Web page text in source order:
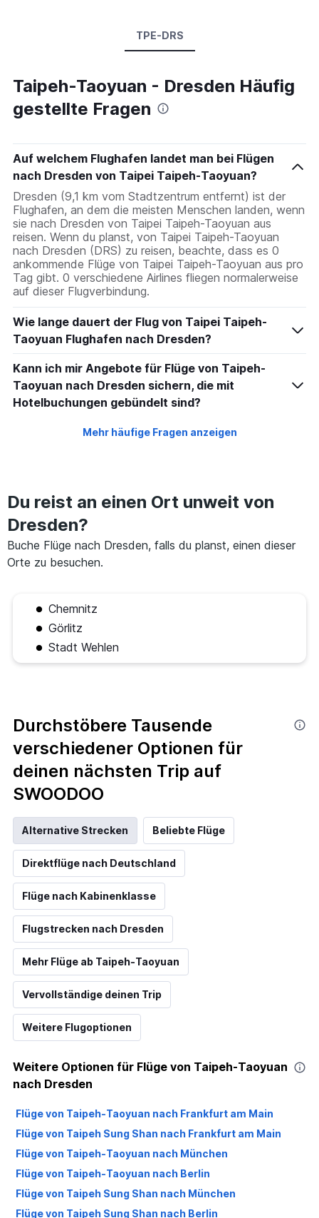
TPE-DRS
Taipeh-Taoyuan - Dresden Häufig
gestellte Fragen
Auf welchem Flughafen landet man bei Flügen
nach Dresden von Taipei Taipeh-Taoyuan?
Dresden (9,1 km vom Stadtzentrum entfernt) ist der
Flughafen, an dem die meisten Menschen landen, wenn
sie nach Dresden von Taipei Taipeh-Taoyuan aus
reisen. Wenn du planst, von Taipei Taipeh-Taoyuan
nach Dresden (DRS) zu reisen, beachte, dass es 0
ankommende Flüge von Taipei Taipeh-Taoyuan aus pro
Tag gibt. 0 verschiedene Airlines fliegen normalerweise
auf dieser Flugverbindung.
Wie lange dauert der Flug von Taipei Taipeh-
Taoyuan Flughafen nach Dresden?
Kann ich mir Angebote für Flüge von Taipeh-
Taoyuan nach Dresden sichern, die mit
Hotelbuchungen gebündelt sind?
Mehr häufige Fragen anzeigen
Du reist an einen Ort unweit von
Dresden?
Buche Flüge nach Dresden, falls du planst, einen dieser
Orte zu besuchen.
Chemnitz
Görlitz
Stadt Wehlen
Durchstöbere Tausende
verschiedener Optionen für
deinen nächsten Trip auf
SWOODOO
Alternative Strecken Beliebte Flüge
Direktflüge nach Deutschland
Flüge nach Kabinenklasse
Flugstrecken nach Dresden
Mehr Flüge ab Taipeh-Taoyuan
Vervollständige deinen Trip
Weitere Flugoptionen
Weitere Optionen für Flüge von Taipeh-Taoyuan
nach Dresden
Flüge von Taipeh-Taoyuan nach Frankfurt am Main
Flüge von Taipeh Sung Shan nach Frankfurt am Main
Flüge von Taipeh-Taoyuan nach München
Flüge von Taipeh-Taoyuan nach Berlin
Flüge von Taipeh Sung Shan nach München
Flüge von Taipeh Sung Shan nach Berlin